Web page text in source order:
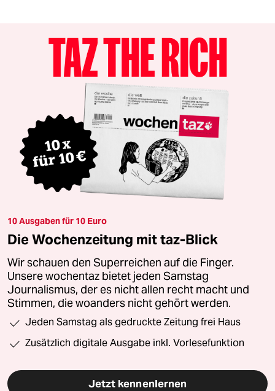
10 Ausgaben für 10 Euro
Die Wochenzeitung mit taz-Blick
Wir schauen den Superreichen auf die Finger.
Unsere wochentaz bietet jeden Samstag
Journalismus, der es nicht allen recht macht und
Stimmen, die woanders nicht gehört werden.
Jeden Samstag als gedruckte Zeitung frei Haus
Zusätzlich digitale Ausgabe inkl. Vorlesefunktion
Jetzt kennenlernen